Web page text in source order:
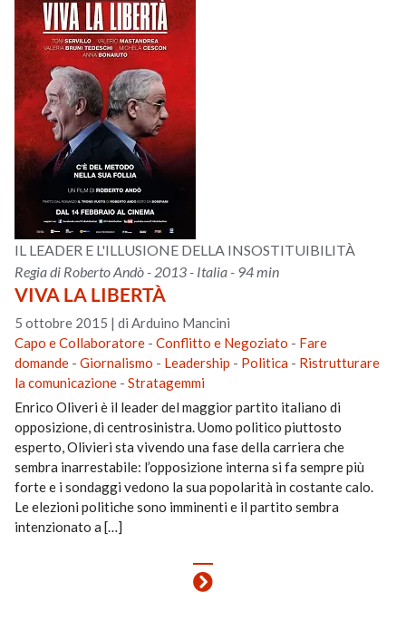
IL LEADER E L'ILLUSIONE DELLA INSOSTITUIBILITÀ
Regia di Roberto Andò - 2013 - Italia - 94 min
VIVA LA LIBERTÀ
5 ottobre 2015 |di Arduino Mancini
Capo e Collaboratore -Conflitto e Negoziato - Fare
domande -Giornalismo - Leadership - Politica - Ristrutturare
la comunicazione -Stratagemmi
Enrico Oliveri è il leader del maggior partito italiano di
opposizione, di centrosinistra. Uomo politico piuttosto
esperto, Olivieri sta vivendo una fase della carriera che
sembra inarrestabile: l’opposizione interna si fa sempre più
forte e i sondaggi vedono la sua popolarità in costante calo.
Le elezioni politiche sono imminenti e il partito sembra
intenzionato a […]